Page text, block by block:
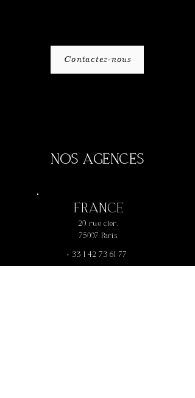
Contactez-nous
NOS AGENCES
FRANCE
20 rue cler,
75007 Paris
+ 33 1 42 73 61 77